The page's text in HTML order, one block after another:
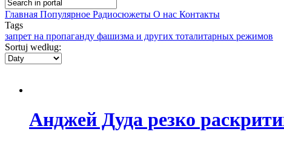
Главная Популярное Радиосюжеты О нас Контакты
Tags
запрет на пропаганду фашизма и других тоталитарных режимов
Sortuj według:
Анджей Дуда резко